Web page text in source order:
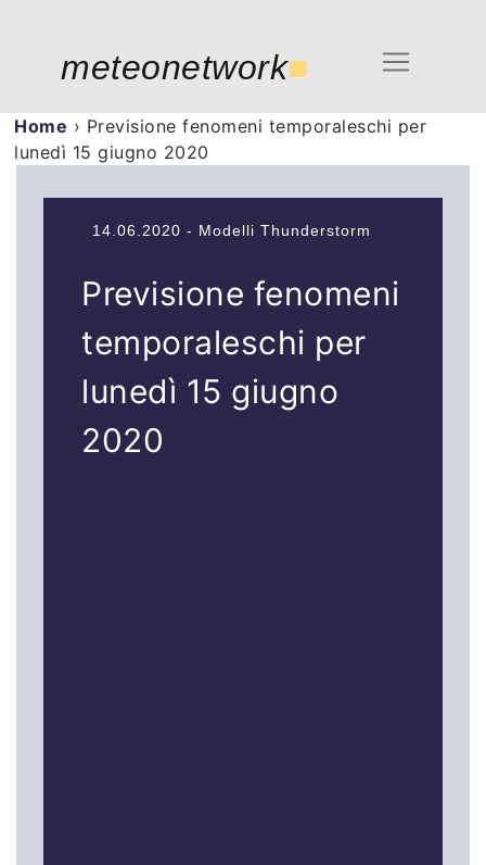
meteonetwork■
Home › Previsione fenomeni temporaleschi per
lunedì 15 giugno 2020
14.06.2020 - Modelli Thunderstorm
Previsione fenomeni
temporaleschi per
lunedì 15 giugno
2020